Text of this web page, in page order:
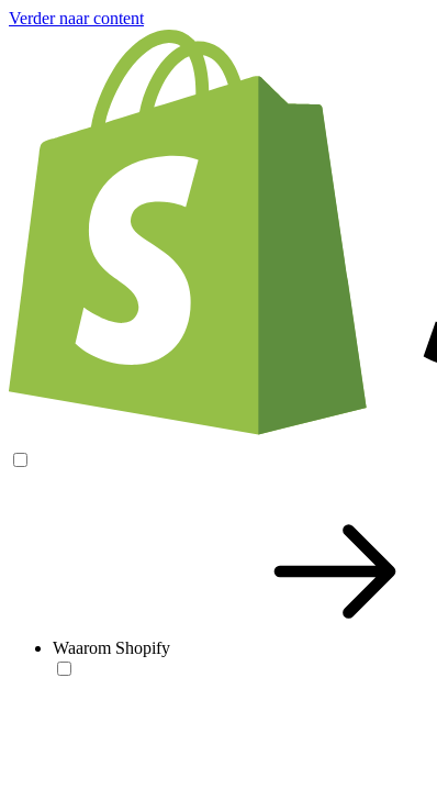
Verder naar content
Waarom Shopify